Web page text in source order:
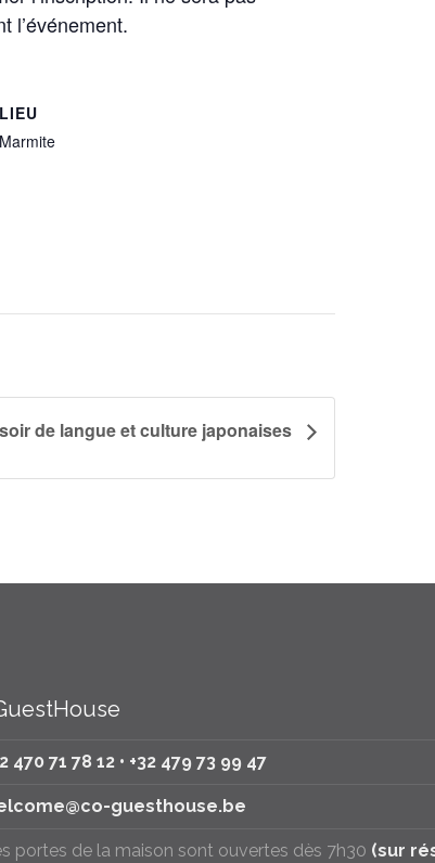
l’événement.
LIEU
Marmite
de langue et culture japonaises
470 71 78 12 • +32 479 73 99 47
guesthouse.be
portes de la maison sont ouvertes dès 7h30 (sur